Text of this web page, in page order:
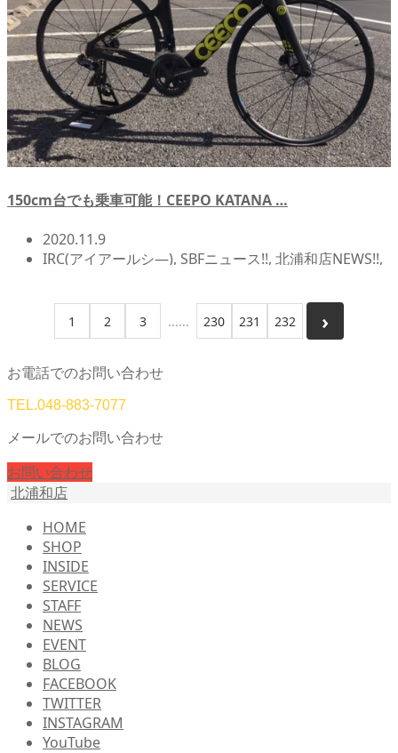
150cm台でも乗車可能！CEEPO KATANA …
2020.11.9
IRC(アイアールシ―), SBFニュース!!, 北浦和店NEWS!!,
1 2 3 230 231 232
お電話でのお問い合わせ
TEL.048-883-7077
メールでのお問い合わせ
お問い合わせ
北浦和店
HOME
SHOP
INSIDE
SERVICE
STAFF
NEWS
EVENT
BLOG
FACEBOOK
TWITTER
INSTAGRAM
YouTube